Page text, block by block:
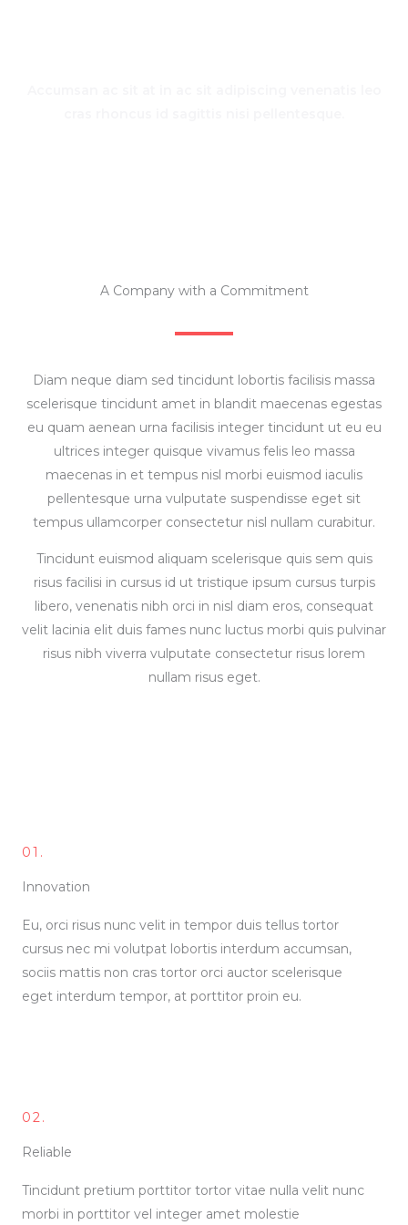
A Company with a Commitment
Diam neque diam sed tincidunt lobortis facilisis massa
scelerisque tincidunt amet in blandit maecenas egestas
eu quam aenean urna facilisis integer tincidunt ut eu eu
ultrices integer quisque vivamus felis leo massa
maecenas in et tempus nisl morbi euismod iaculis
pellentesque urna vulputate suspendisse eget sit
tempus ullamcorper consectetur nisl nullam curabitur.
Tincidunt euismod aliquam scelerisque quis sem quis
risus facilisi in cursus id ut tristique ipsum cursus turpis
libero, venenatis nibh orci in nisl diam eros, consequat
velit lacinia elit duis fames nunc luctus morbi quis pulvinar
risus nibh viverra vulputate consectetur risus lorem
nullam risus eget.
01.
Innovation
Eu, orci risus nunc velit in tempor duis tellus tortor
cursus nec mi volutpat lobortis interdum accumsan,
sociis mattis non cras tortor orci auctor scelerisque
eget interdum tempor, at porttitor proin eu.
02.
Reliable
Tincidunt pretium porttitor tortor vitae nulla velit nunc
morbi in porttitor vel integer amet molestie